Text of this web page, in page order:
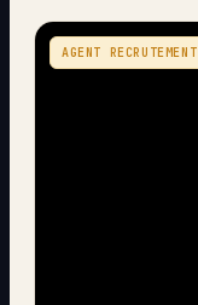
AGENT RECRUTEMENT